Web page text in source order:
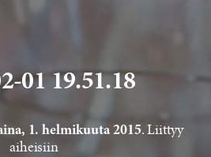
01 19.51.18
1. helmikuuta 2015. Liittyy
aiheisiin